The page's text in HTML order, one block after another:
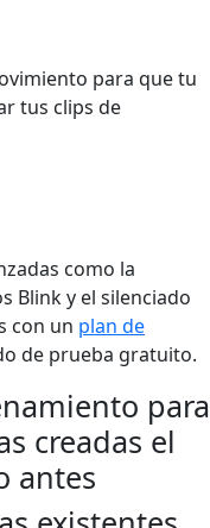
para que tu
tus clips de
como la
Blink y el silenciado
con un plan de
de prueba gratuito.
para
creadas el
antes